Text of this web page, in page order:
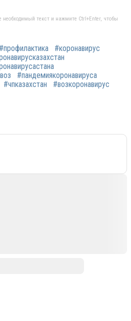
текст и нажмите Ctrl+Enter, чтобы
#профилактика
#коронавирус
#пандемиякоронавируса
#чпказахстан #возкоронавирус